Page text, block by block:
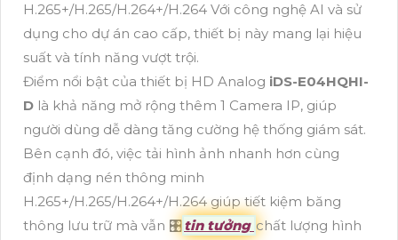
H.265+/H.265/H.264+/H.264 Với công nghệ AI và sử
dụng cho dự án cao cấp, thiết bị này mang lại hiệu
suất và tính năng vượt trội.
Điểm nổi bật của thiết bị HD Analog iDS-E04HQHI-
D là khả năng mở rộng thêm 1 Camera IP, giúp
người dùng dễ dàng tăng cường hệ thống giám sát.
Bên cạnh đó, việc tải hình ảnh nhanh hơn cùng
định dạng nén thông minh
H.265+/H.265/H.264+/H.264 giúp tiết kiệm băng
thông lưu trữ mà vẫn 🎛tin tưởng chất lượng hình